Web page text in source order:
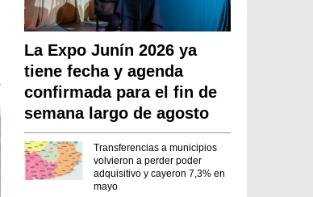
La Expo Junín 2026 ya
tiene fecha y agenda
confirmada para el fin de
semana largo de agosto
Transferencias a municipios
volvieron a perder poder
adquisitivo y cayeron 7,3% en
mayo